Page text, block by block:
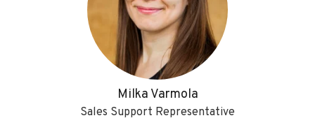
Milka Varmola
Sales Support Representative